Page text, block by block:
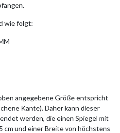
wie folgt:
angegebene Größe entspricht
Kante). Daher kann dieser
werden, die einen Spiegel mit
cm und einer Breite von höchstens